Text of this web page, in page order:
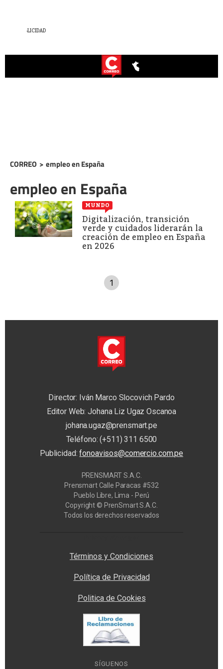
CORREO > empleo en España
empleo en España
MUNDO
Digitalización, transición
verde y cuidados liderarán la
creación de empleo en España
en 2026
1
Director: Iván Marco Slocovich Pardo
Editor Web: Johana Liz Ugaz Oscanoa
johana.ugaz@prensmart.pe
Teléfono: (+511) 311 6500
Publicidad:fonoavisos@comercio.com.pe
PRENSMART S.A.C.
Prensmart Calle Paracas #532
Pueblo Libre, Lima - Perú
Copyright © PrenSmart S.A.C.
Todos los derechos reservados
Términos y Condiciones
Política de Privacidad
Politica de Cookies
SÍGUENOS